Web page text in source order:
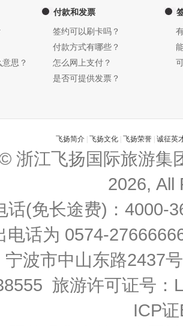
思？
付款和发票
签约可以刷卡吗？
付款方式有哪些？
怎么网上支付？
是否可提供发票？
飞扬简介 飞扬文化 飞扬荣誉 诚征英
浙江飞扬国际旅游集
2026, All
话(免长途费)：4000-
电话为 0574-
宁波市中山东路2437
旅游许可证号
ICP